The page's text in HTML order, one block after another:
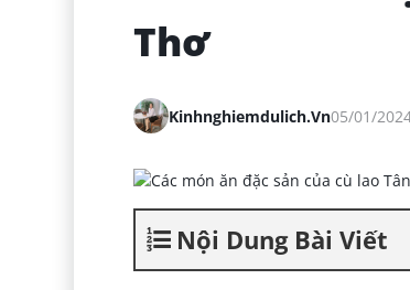
Thơ
Kinhnghiemdulich.vn05/01/
Nội Dung Bài Viết